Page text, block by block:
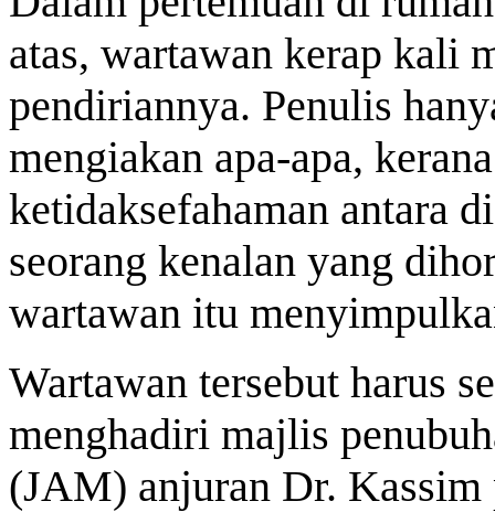
atas, wartawan kerap kali
pendiriannya. Penulis
mengiakan apa-apa,
ketidaksefahaman antara
seorang kenalan yang
wartawan itu
Wartawan tersebut harus
menghadiri majlis
(JAM) anjuran Dr. Kassim